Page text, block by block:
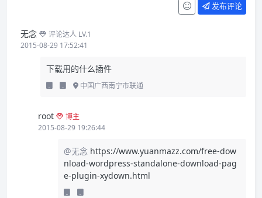
发布评论
无念
评论达人 LV.1
2015-08-29 17:52:41
下载用的什么插件
中国广西南宁市联通
root
博主
2015-08-29 19:26:44
@无念 https://www.yuanmazz.com/free-dow
nload-wordpress-standalone-download-pag
e-plugin-xydown.html